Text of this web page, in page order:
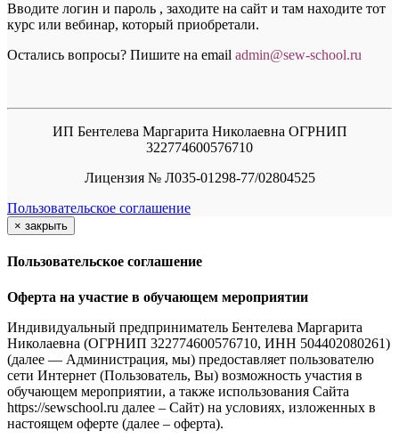
Вводите логин и пароль , заходите на сайт и там находите тот
курс или вебинар, который приобретали.
Остались вопросы? Пишите на email admin@sew-school.ru
ИП Бентелева Маргарита Николаевна ОГРНИП
322774600576710
Лицензия № Л035-01298-77/02804525
Пользовательское соглашение
× закрыть
Пользовательское соглашение
Оферта на участие в обучающем мероприятии
Индивидуальный предприниматель Бентелева Маргарита
Николаевна (ОГРНИП 322774600576710, ИНН 504402080261)
(далее — Администрация, мы) предоставляет пользователю
сети Интернет (Пользователь, Вы) возможность участия в
обучающем мероприятии, а также использования Сайта
https://sewschool.ru далее – Сайт) на условиях, изложенных в
настоящем оферте (далее – оферта).